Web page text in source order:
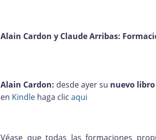
Alain Cardon y Claude Arribas:
Alain Cardon: desde ayer su nuevo libro
en Kindle haga clic aqui
Véase que todas las formaciones